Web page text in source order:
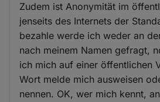
Zudem ist Anonymität im
jenseits des Internets der
bezahle werde ich weder an
nach meinem Namen gefragt,
ich mich auf einer öffentlichen
Wort melde mich ausweisen
nennen. OK, wer mich kennt,